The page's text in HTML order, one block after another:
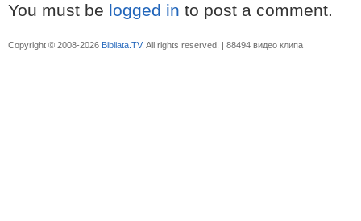
You must be logged in to post a comment.
Copyright © 2008-2026 Bibliata.TV. All rights reserved. | 88494 видео клипа